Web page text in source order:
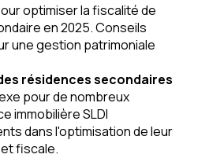
optimiser la fiscalité de
en 2025. Conseils
une gestion patrimoniale
résidences secondaires
pour de nombreux
immobilière SLDI
dans l'optimisation de leur
fiscale.